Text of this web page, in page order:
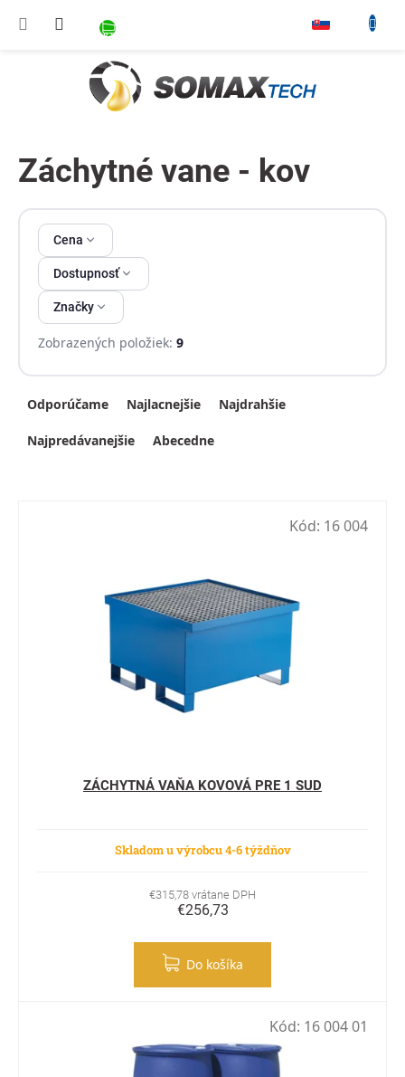
NÁKUPNÝ KOŠÍK
Záchytné vane - kov
Cena
Dostupnosť
Značky
Zobrazených položiek: 9
Výpis produktov
Radenie produktov
Odporúčame Najlacnejšie Najdrahšie
Najpredávanejšie Abecedne
ZÁCHYTNÁ VAŇA KOVOVÁ PRE 1 SUD
Skladom u výrobcu 4-6 týždňov
€315,78 vrátane DPH
€256,73
Do košíka
Kód: 16 004
Kód: 16 004 01